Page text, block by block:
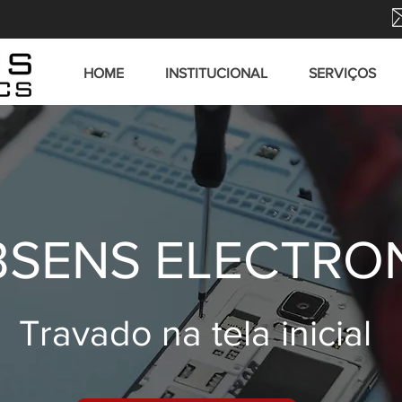
HOME INSTITUCIONAL SERVIÇOS
Travado na tela inicial